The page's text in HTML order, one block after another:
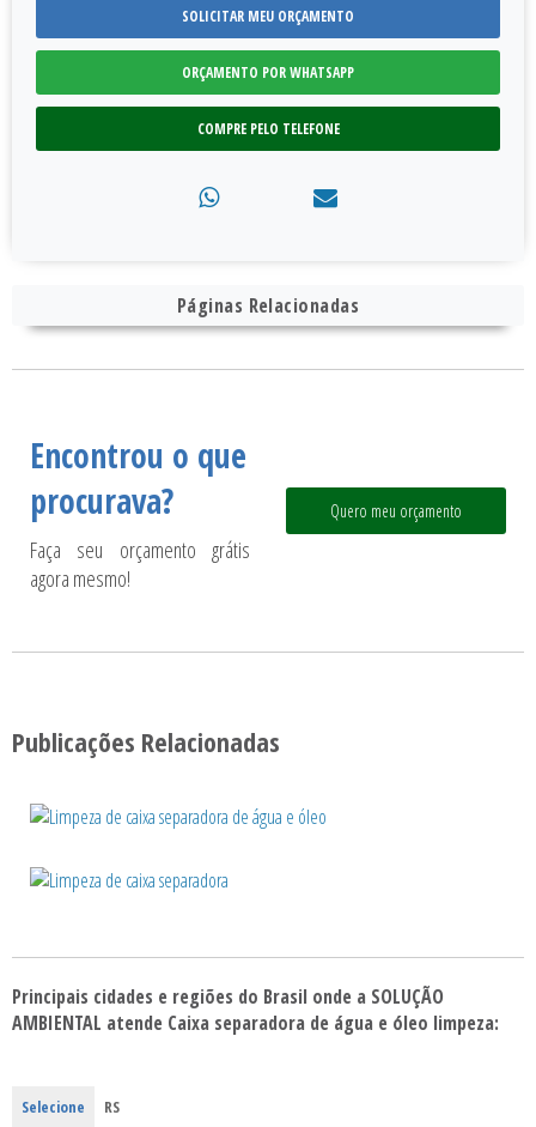
SOLICITAR MEU ORÇAMENTO
ORÇAMENTO POR WHATSAPP
COMPRE PELO TELEFONE
Páginas Relacionadas
Encontrou o que
procurava?
Faça seu orçamento grátis
agora mesmo!
Quero meu orçamento
Publicações Relacionadas
Principais cidades e regiões do Brasil onde a SOLUÇÃO
AMBIENTAL atende Caixa separadora de água e óleo limpeza:
Selecione RS